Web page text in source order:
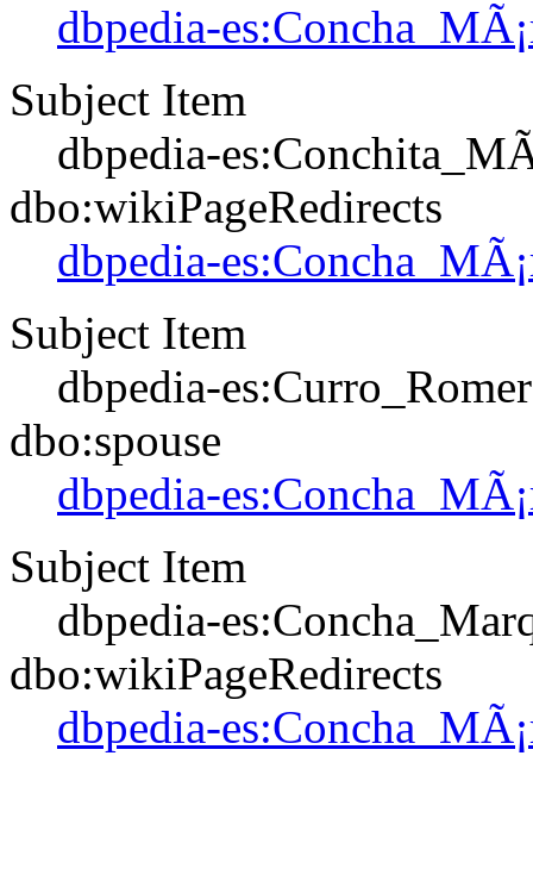
dbpedia-
Subject Item
dbpedia-
dbo:wikiPageRedirects
dbpedia-
Subject Item
dbpedia-
dbo:spouse
dbpedia-
Subject Item
dbpedia-
dbo:wikiPageRedirects
dbpedia-